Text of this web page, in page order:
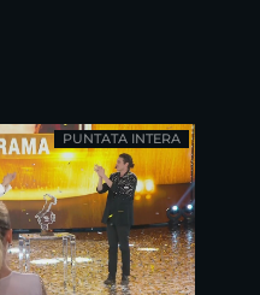
PUNTATA INTERA